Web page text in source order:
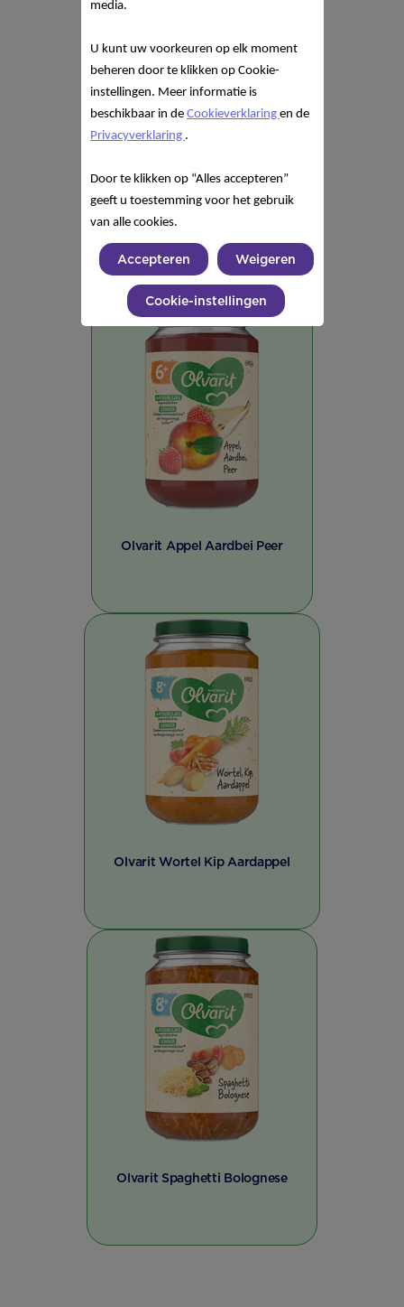
Olvarit Perzik Banaan Kiwi
Olvarit Appel Aardbei Peer
Olvarit Wortel Kip Aardappel
Olvarit Spaghetti Bolognese
media.
U kunt uw voorkeuren op elk moment
beheren door te klikken op Cookie-
instellingen. Meer informatie is
beschikbaar in de Cookieverklaring en de
Privacyverklaring .
Door te klikken op “Alles accepteren”
geeft u toestemming voor het gebruik
van alle cookies.
Accepteren Weigeren
Cookie-instellingen